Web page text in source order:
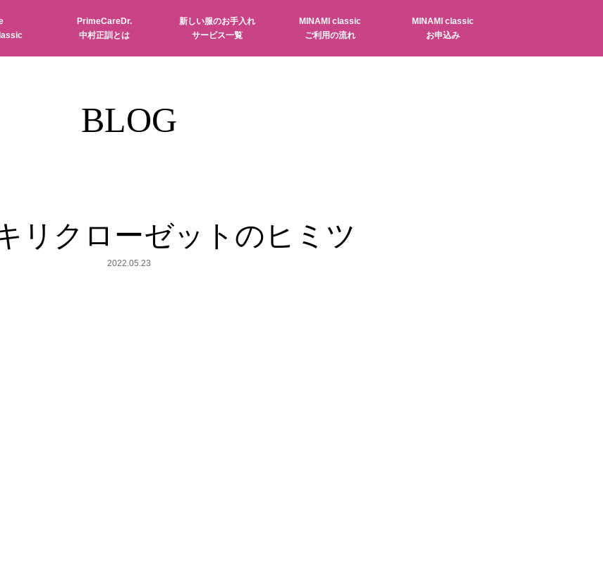
PrimeCareDr.
中村正訓とは
新しい服のお手入れ
サービス一覧
MINAMI classic
ご利用の流れ
MINAMI classic
お申込み
BLOG
リクローゼットのヒミツ
2022.05.23